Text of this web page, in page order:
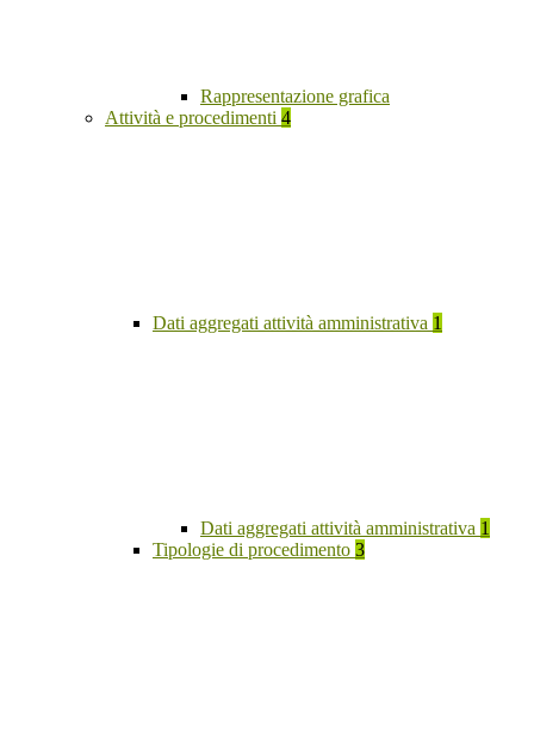
Rappresentazione grafica
Attività e procedimenti 4
Dati aggregati attività amministrativa 1
Dati aggregati attività amministrativa 1
Tipologie di procedimento 3